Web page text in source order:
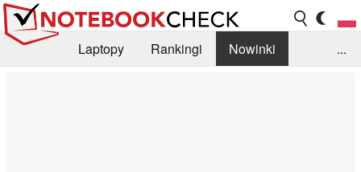
Laptopy Rankingi
Nowinki
...